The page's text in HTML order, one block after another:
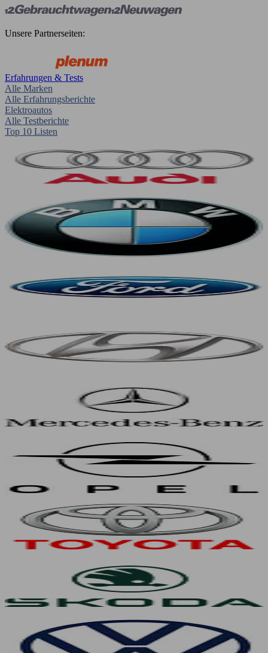
Unsere Partnerseiten:
Erfahrungen & Tests
Alle Marken
Alle Erfahrungsberichte
Elektroautos
Alle Testberichte
Top 10 Listen